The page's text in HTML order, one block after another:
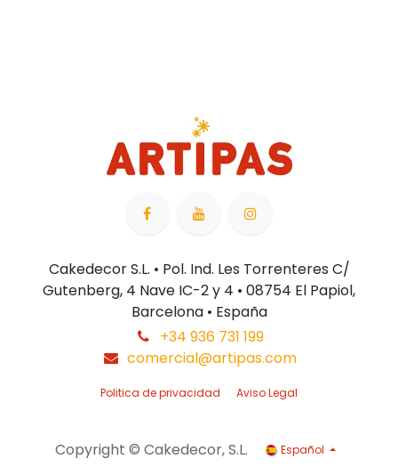
Cakedecor S.L. • Pol. Ind. Les Torrenteres C/
Gutenberg, 4 Nave IC-2 y 4 • 08754 El Papiol,
Barcelona • España
+34 936 731 199
comercial@artipas.com
Politica de privacidad Aviso Legal
Copyright © Cakedecor, S.L. Español